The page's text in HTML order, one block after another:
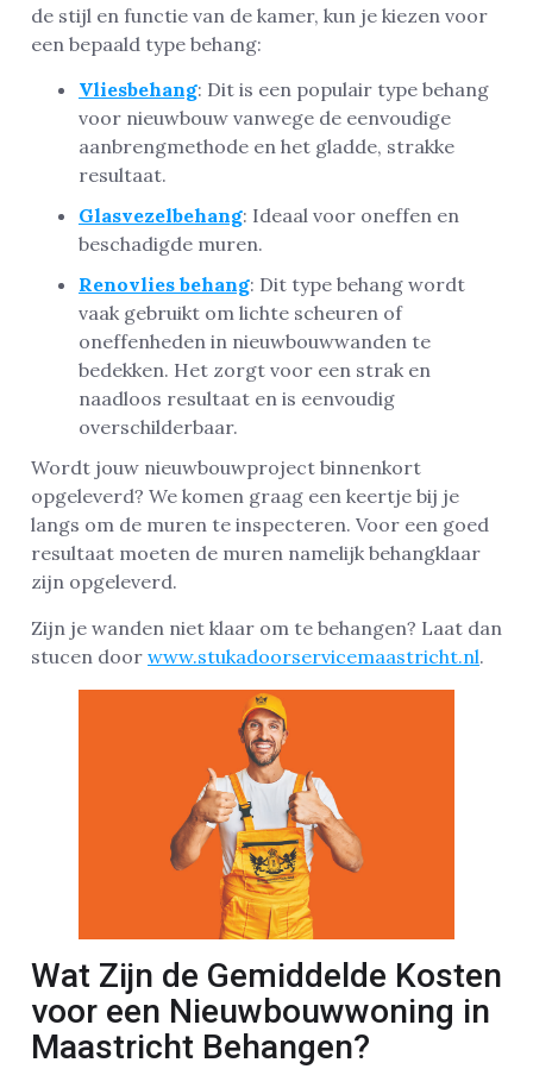
de stijl en functie van de kamer, kun je kiezen voor
een bepaald type behang:
Vliesbehang: Dit is een populair type behang
voor nieuwbouw vanwege de eenvoudige
aanbrengmethode en het gladde, strakke
resultaat.
Glasvezelbehang: Ideaal voor oneffen en
beschadigde muren.
Renovlies behang: Dit type behang wordt
vaak gebruikt om lichte scheuren of
oneffenheden in nieuwbouwwanden te
bedekken. Het zorgt voor een strak en
naadloos resultaat en is eenvoudig
overschilderbaar.
Wordt jouw nieuwbouwproject binnenkort
opgeleverd? We komen graag een keertje bij je
langs om de muren te inspecteren. Voor een goed
resultaat moeten de muren namelijk behangklaar
zijn opgeleverd.
Zijn je wanden niet klaar om te behangen? Laat dan
stucen door www.stukadoorservicemaastricht.nl.
Wat Zijn de Gemiddelde Kosten
voor een Nieuwbouwwoning in
Maastricht Behangen?